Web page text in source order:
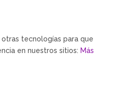
tecnologías para que
en nuestros sitios: Más